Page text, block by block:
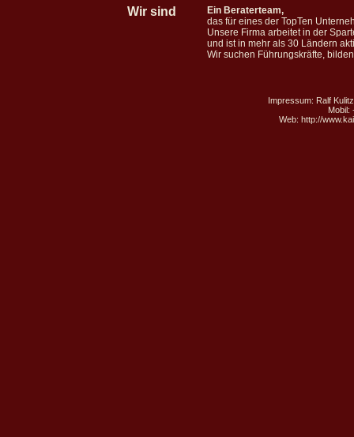
Wir sind
Ein Beraterteam,
das für eines der TopTen
Unsere Firma arbeitet in der
und ist in mehr als 30 Ländern
Wir suchen Führungskräfte,
Impressum: Ralf
Mobil:
Web: http://